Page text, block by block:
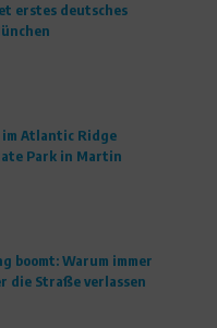
erstes deutsches
Atlantic Ridge
Park in Martin
boomt: Warum immer
die Straße verlassen